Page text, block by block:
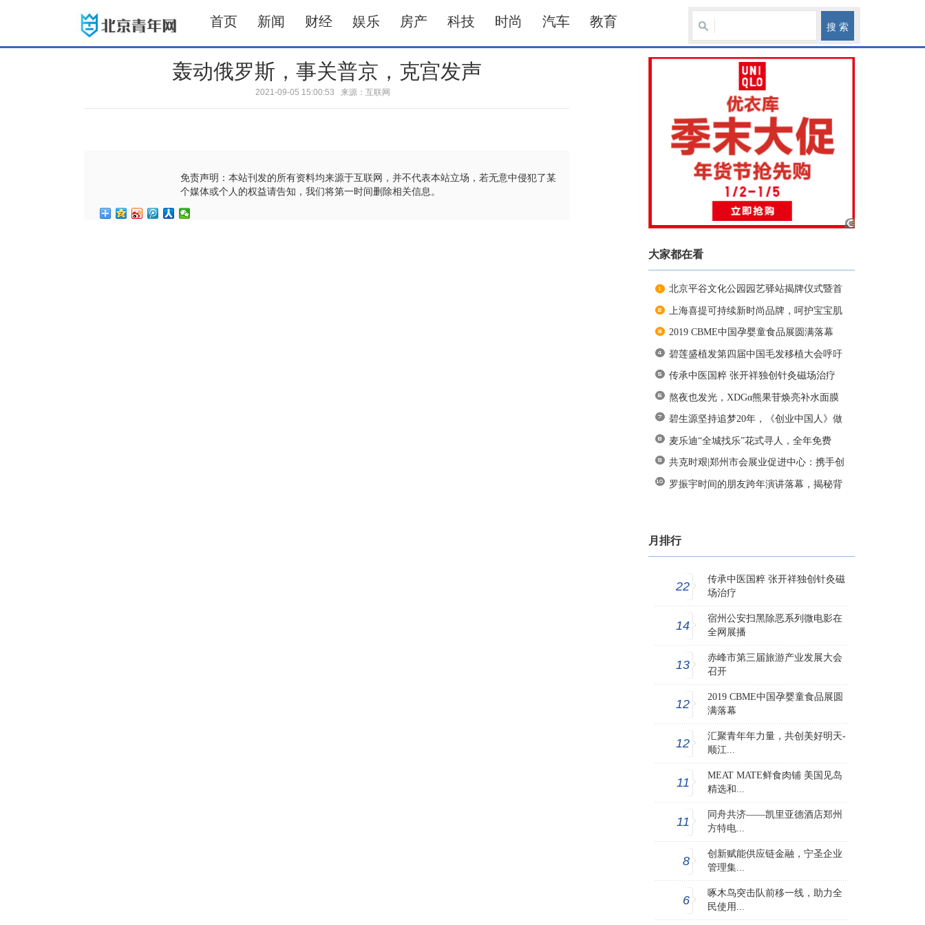
首页 新闻 财经 娱乐 房产 科技 时尚 汽车 教育
轰动俄罗斯，事关普京，克宫发声
2021-09-05 15:00:53 来源：互联网
免责声明：本站刊发的所有资料均来源于互联网，并不代表本站立场，若无意中侵犯了某
个媒体或个人的权益请告知，我们将第一时间删除相关信息。
大家都在看
北京平谷文化公园园艺驿站揭牌仪式暨首
上海喜提可持续新时尚品牌，呵护宝宝肌
2019 CBME中国孕婴童食品展圆满落幕
碧莲盛植发第四届中国毛发移植大会呼吁
传承中医国粹 张开祥独创针灸磁场治疗
熬夜也发光，XDGα熊果苷焕亮补水面膜
一
碧生源坚持追梦20年，《创业中国人》做
麦乐迪“全城找乐”花式寻人，全年免费
共克时艰|郑州市会展业促进中心：携手创
罗振宇时间的朋友跨年演讲落幕，揭秘背
月排行
22
传承中医国粹 张开祥独创针灸磁
场治疗
14
宿州公安扫黑除恶系列微电影在
全网展播
13
赤峰市第三届旅游产业发展大会
召开
12
2019 CBME中国孕婴童食品展圆
满落幕
12
汇聚青年年力量，共创美好明天-
顺江...
11
MEAT MATE鲜食肉铺 美国见岛
精选和...
11
同舟共济——凯里亚德酒店郑州
方特电...
8
创新赋能供应链金融，宁圣企业
管理集...
6
啄木鸟突击队前移一线，助力全
民使用...